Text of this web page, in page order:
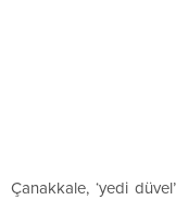
Çanakkale, ‘yedi